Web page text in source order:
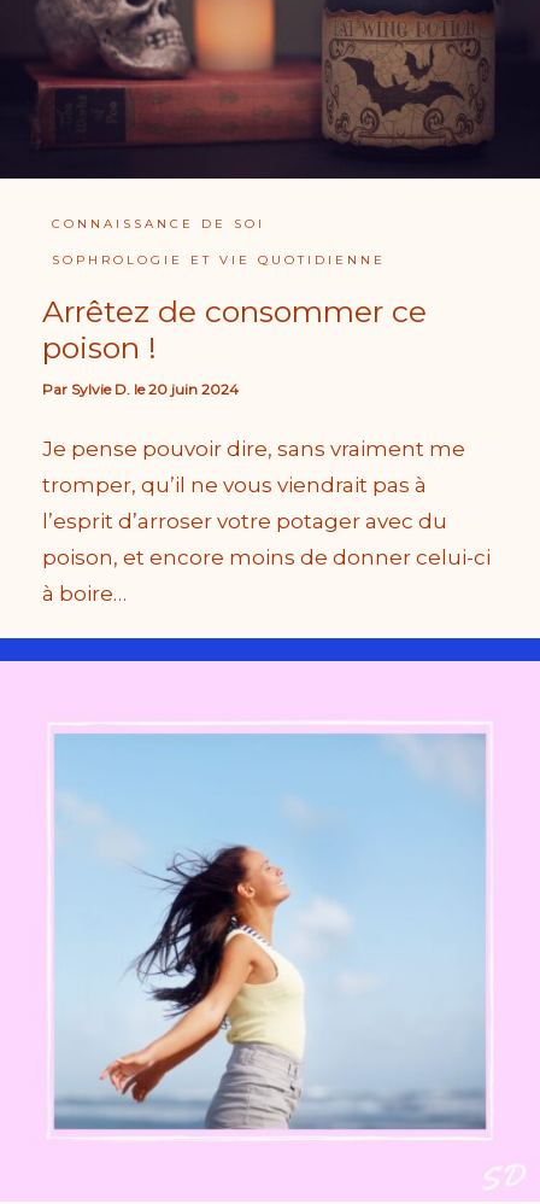
CONNAISSANCE DE SOI
SOPHROLOGIE ET VIE QUOTIDIENNE
Arrêtez de consommer ce
poison !
Par Sylvie D. le20 juin 2024
Je pense pouvoir dire, sans vraiment me
tromper, qu’il ne vous viendrait pas à
l’esprit d’arroser votre potager avec du
poison, et encore moins de donner celui-ci
à boire…